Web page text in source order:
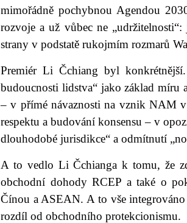
mimořádně pochybnou Agendou
rozvoje a už vůbec ne
strany v podstatě rukojmím rozmarů
Premiér Li Čchiang byl
budoucnosti lidstva“ jako základ míru
– v přímé návaznosti na vznik NAM
respektu a budování konsensu – v
dlouhodobé jurisdikce“ a odmítnutí
A to vedlo Li Čchianga k tomu, že
obchodní dohody RCEP a také o
Čínou a ASEAN. A to vše
rozdíl od obchodního protekcionismu.